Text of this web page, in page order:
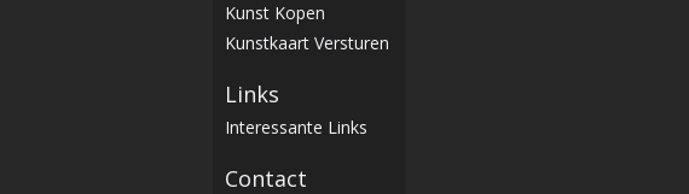
Kunst Kopen
Kunstkaart Versturen
Links
Interessante Links
Contact